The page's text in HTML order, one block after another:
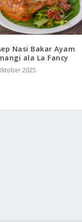
Nasi Bakar Ayam
ala La Fancy
2025